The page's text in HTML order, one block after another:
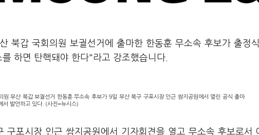
북갑 국회의원 보궐선거에 출마한 한동훈 무소속 후보가 출정
하면 탄핵돼야 한다"라고 강조했습니다.
원 부산 북갑 보궐선거 한동훈 무소속 후보가 9일 부산 북구 구포시장 인근 쌈지공원에서 열린 공식 출마
서 발언하고 있다. (사진=뉴시스)
구포시장 인근 쌈지공원에서 기자회견을 열고 무소속 후보로서